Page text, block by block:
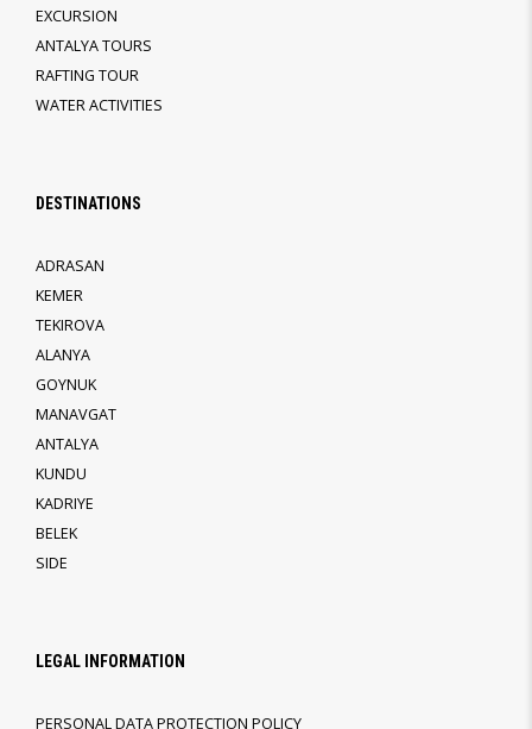
EXCURSION
ANTALYA TOURS
RAFTING TOUR
WATER ACTIVITIES
DESTINATIONS
ADRASAN
KEMER
TEKIROVA
ALANYA
GOYNUK
MANAVGAT
ANTALYA
KUNDU
KADRIYE
BELEK
SIDE
LEGAL INFORMATION
PERSONAL DATA PROTECTION POLICY